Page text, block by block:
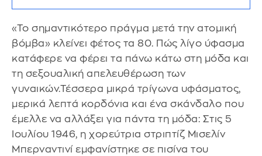
«Το σημαντικότερο πράγμα μετά την ατομική
βόμβα» κλείνει φέτος τα 80. Πώς λίγο ύφασμα
κατάφερε να φέρει τα πάνω κάτω στη μόδα και
τη σεξουαλική απελευθέρωση των
γυναικών.Τέσσερα μικρά τρίγωνα υφάσματος,
μερικά λεπτά κορδόνια και ένα σκάνδαλο που
έμελλε να αλλάξει για πάντα τη μόδα: Στις 5
Ιουλίου 1946, η χορεύτρια στριπτίζ Μισελίν
Μπερναντινί εμφανίστηκε σε πισίνα του